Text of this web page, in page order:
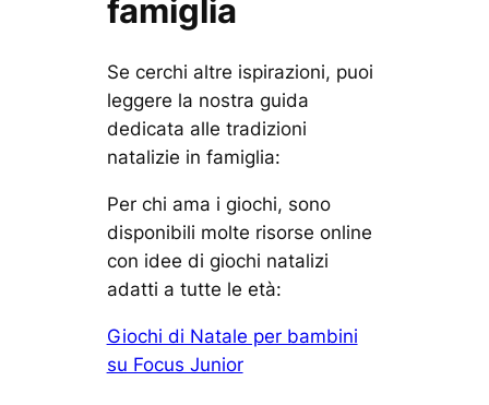
famiglia
Se cerchi altre ispirazioni, puoi
leggere la nostra guida
dedicata alle tradizioni
natalizie in famiglia:
Per chi ama i giochi, sono
disponibili molte risorse online
con idee di giochi natalizi
adatti a tutte le età:
Giochi di Natale per bambini
su Focus Junior